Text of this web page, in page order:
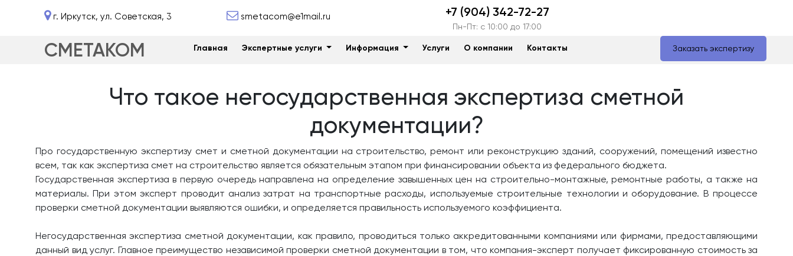
г. Иркутск, ул. Советская, 3 smetacom@e1mail.ru +7 (904) 342-72-27
Пн-Пт: c 10:00 до 17:00
СМЕТАКОМ Главная Экспертные услуги Информация Услуги О компании Контакты Заказать экспертизу
Что такое негосударственная экспертиза сметной
документации?
Про государственную экспертизу смет и сметной документации на строительство, ремонт или реконструкцию зданий, сооружений, помещений известно
всем, так как экспертиза смет на строительство является обязательным этапом при финансировании объекта из федерального бюджета.
Государственная экспертиза в первую очередь направлена на определение завышенных цен на строительно-монтажные, ремонтные работы, а также на
материалы. При этом эксперт проводит анализ затрат на транспортные расходы, используемые строительные технологии и оборудование. В процессе
проверки сметной документации выявляются ошибки, и определяется правильность используемого коэффициента.
Негосударственная экспертиза сметной документации, как правило, проводиться только аккредитованными компаниями или фирмами, предоставляющими
данный вид услуг. Главное преимущество независимой проверки сметной документации в том, что компания-эксперт получает фиксированную стоимость за